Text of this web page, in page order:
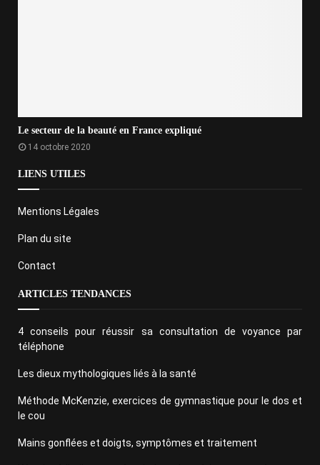
Le secteur de la beauté en France expliqué
14 octobre 2020
LIENS UTILES
Mentions Légales
Plan du site
Contact
ARTICLES TENDANCES
4 conseils pour réussir sa consultation de voyance par
téléphone
Les dieux mythologiques liés à la santé
Méthode McKenzie, exercices de gymnastique pour le dos et
le cou
Mains gonflées et doigts, symptômes et traitement